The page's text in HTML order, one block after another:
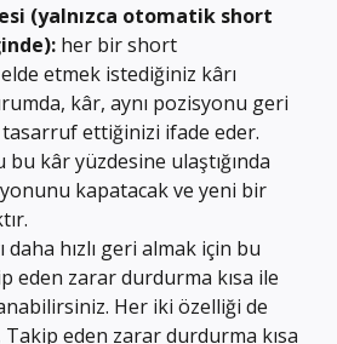
(yalnızca otomatik short
her bir short
etmek istediğiniz kârı
kâr, aynı pozisyonu geri
ettiğinizi ifade eder.
kâr yüzdesine ulaştığında
kapatacak ve yeni bir
daha hızlı geri almak için bu
eden zarar durdurma kısa ile
Her iki özelliği de
Takip eden zarar durdurma kısa